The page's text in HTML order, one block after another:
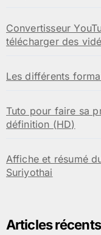
Convertisseur
télécharger des
Les différents
Tuto pour faire sa
définition (HD)
Affiche et résumé
Suriyothai
Articles récents